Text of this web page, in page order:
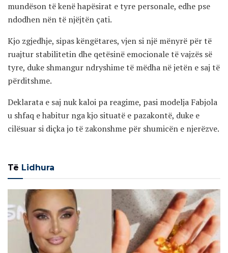
mundëson të kenë hapësirat e tyre personale, edhe pse
ndodhen nën të njëjtën çati.
Kjo zgjedhje, sipas këngëtares, vjen si një mënyrë për të
ruajtur stabilitetin dhe qetësinë emocionale të vajzës së
tyre, duke shmangur ndryshime të mëdha në jetën e saj të
përditshme.
Deklarata e saj nuk kaloi pa reagime, pasi modelja Fabjola
u shfaq e habitur nga kjo situatë e pazakontë, duke e
cilësuar si diçka jo të zakonshme për shumicën e njerëzve.
Të Lidhura